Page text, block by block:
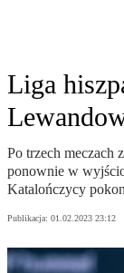
Liga
Po trzech meczach
ponownie w
Katalończycy
Publikacja: 01.02.2023 23:12